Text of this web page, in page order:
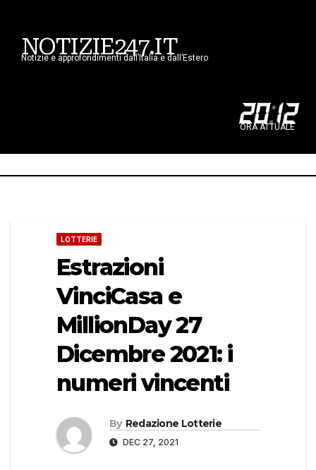
NOTIZIE247.IT
Notizie e approfondimenti dall’Italia e dall’Estero
20:12
ORA ATTUALE
LOTTERIE
Estrazioni
VinciCasa e
MillionDay 27
Dicembre 2021: i
numeri vincenti
By Redazione Lotterie
DEC 27, 2021